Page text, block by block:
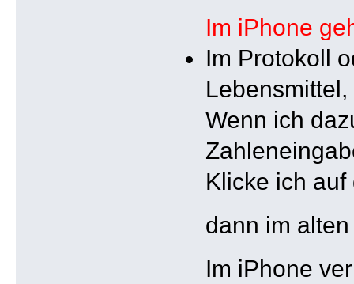
Im iPhone
Im Protokoll
Wenn ich
Klicke ich
dann im
Im iPhone